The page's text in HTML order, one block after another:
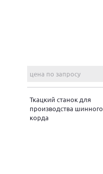
цена по запросу
Ткацкий станок для
производства шинного
корда